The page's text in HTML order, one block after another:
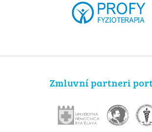
Zmluvní partneri